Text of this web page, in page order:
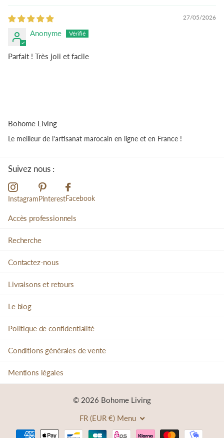
27/05/2026
Anonyme
Parfait ! Très joli et facile
Bohome Living
Le meilleur de l'artisanat marocain en ligne et en France !
Suivez nous :
InstagramPinterestFacebook
Accès professionnels
Recherche
Contactez-nous
Livraisons et retours
Le blog
Politique de confidentialité
Conditions générales de vente
Mentions légales
© 2026 Bohome Living
FR (EUR €) Menu